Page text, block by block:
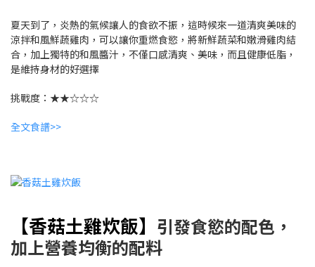
夏天到了，炎熱的氣候讓人的食欲不振，這時候來一道清爽美味的
涼拌和風鮮蔬雞肉，可以讓你重燃食慾，將新鮮蔬菜和嫩滑雞肉結
合，加上獨特的和風醬汁，不僅口感清爽、美味，而且健康低脂，
是維持身材的好選擇
挑戰度：★★☆☆☆
全文食譜>>
【香菇土雞炊飯】 引發食慾的配色，
加上營養均衡的配料